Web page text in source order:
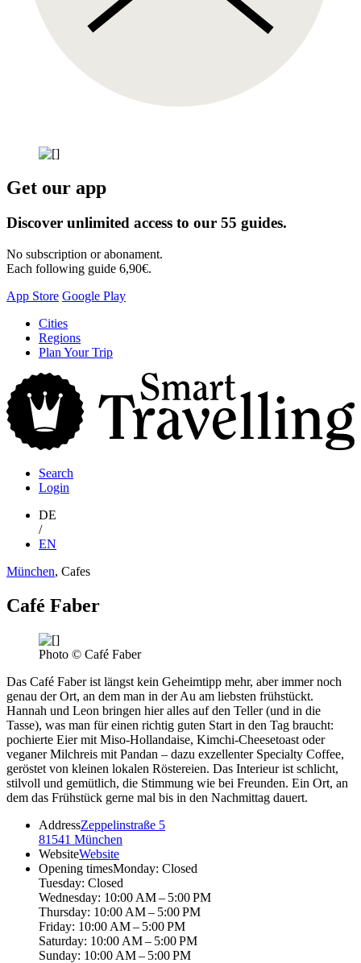
Get our app
Discover unlimited access to our 55 guides.
No subscription or abonament.
Each following guide 6,90€.
App Store Google Play
Skip
content
Cities
Regions
Plan Your Trip
Search
Login
DE
/
EN
München, Cafes
Café Faber
Photo © Café Faber
Das Café Faber ist längst kein Geheimtipp mehr, aber immer noch
genau der Ort, an dem man in der Au am liebsten frühstückt.
Hannah und Leon bringen hier alles auf den Teller (und in die
Tasse), was man für einen richtig guten Start in den Tag braucht:
pochierte Eier mit Miso-Hollandaise, Kimchi-Cheesetoast oder
veganer Milchreis mit Pandan – dazu exzellenter Specialty Coffee,
geröstet von kleinen lokalen Röstereien. Das Interieur ist schlicht,
stilvoll und gemütlich, die Stimmung wie bei Freunden. Ein Ort, an
dem das Frühstück gerne mal bis in den Nachmittag dauert.
AddressZeppelinstraße 5
81541 München
WebsiteWebsite
Opening timesMonday: Closed
Tuesday: Closed
Wednesday: 10:00 AM – 5:00 PM
Thursday: 10:00 AM – 5:00 PM
Friday: 10:00 AM – 5:00 PM
Saturday: 10:00 AM – 5:00 PM
Sunday: 10:00 AM – 5:00 PM